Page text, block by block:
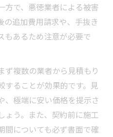
方で、悪徳業者による被害
の追加費用請求や、手抜き
もあるため注意が必要で
ず複数の業者から見積もり
することが効果的です。見
、極端に安い価格を提示さ
ょう。また、契約前に施工
間についても必ず書面で確